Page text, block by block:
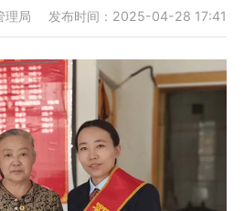
理局 发布时间：2025-04-28 17:41